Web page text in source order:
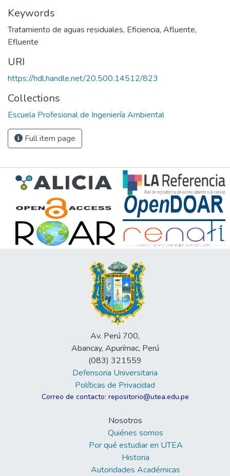
Keywords
Tratamiento de aguas residuales, Eficiencia, Afluente,
Efluente
URI
https://hdl.handle.net/20.500.14512/823
Collections
Escuela Profesional de Ingeniería Ambiental
Full item page
Av. Perú 700,
Abancay, Apurímac, Perú
(083) 321559
Defensoria Universitaria
Políticas de Privacidad
Correo de contacto: repositorio@utea.edu.pe
Nosotros
Quiénes somos
Por qué estudiar en UTEA
Historia
Autoridades Académicas